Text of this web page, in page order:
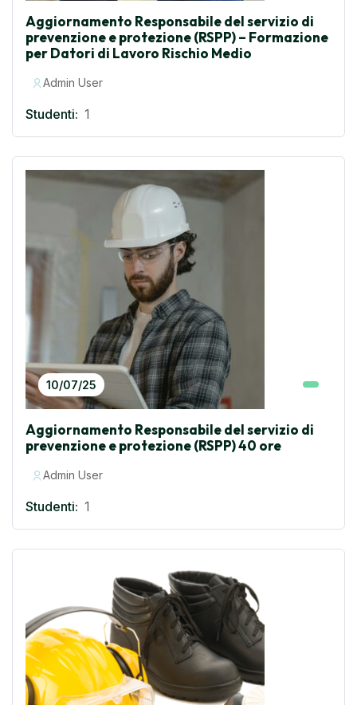
Aggiornamento Responsabile del servizio di
prevenzione e protezione (RSPP) – Formazione
per Datori di Lavoro Rischio Medio
Admin User
Studenti: 1
10/07/25
Aggiornamento Responsabile del servizio di
prevenzione e protezione (RSPP) 40 ore
Admin User
Studenti: 1